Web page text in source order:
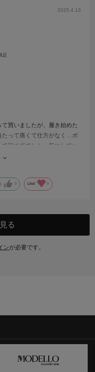
2025.4.13
足
買いましたが、履き始めた
たって痛くて仕方がなく…ポ
初めてでした。気にしてい
って、恥ずかしくその後ほ
0 Like! 0
る
ンが必要です。